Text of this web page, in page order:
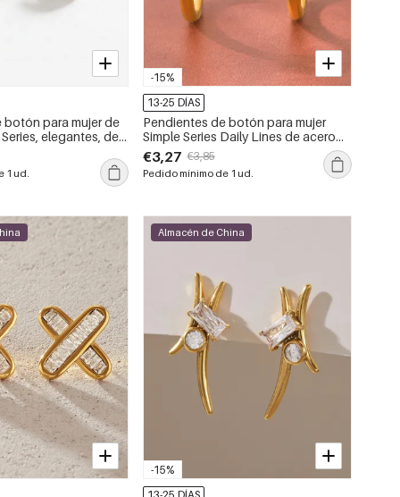
botón para mujer de
elegantes, de
color cobre y oro.
1 ud.
-15%
13-25 DÍAS
Pendientes de botón para mujer
Simple Series Daily Lines de acero
inoxidable, color dorado,
impermeables y con circonitas.
€3,27 €3,85
Pedido mínimo de 1 ud.
-15%
Almacén de China